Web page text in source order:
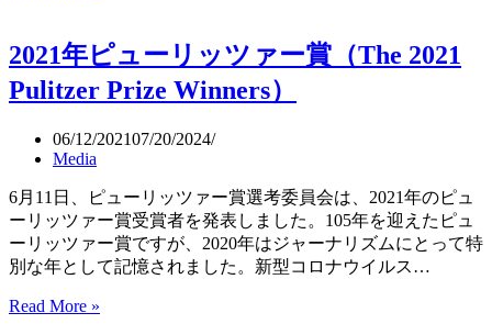
輪
は
多
性
寛
容
の
社
へ
2021年ピューリッツァー賞（The 2021
Pulitzer Prize Winners）
06/12/202107/20/2024
Media
6月11日、ピューリッツァー賞選考委員会は、2021年のピュ
ーリッツァー賞受賞者を発表しました。105年を迎えたピュ
ーリッツァー賞ですが、2020年はジャーナリズムにとって特
別な年として記憶されました。新型コロナウイルス…
Read More »